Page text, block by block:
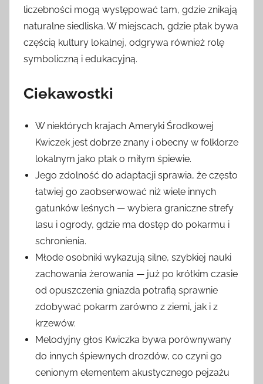
liczebności mogą występować tam, gdzie znikają
naturalne siedliska. W miejscach, gdzie ptak bywa
częścią kultury lokalnej, odgrywa również rolę
symboliczną i edukacyjną.
Ciekawostki
W niektórych krajach Ameryki Środkowej
Kwiczek jest dobrze znany i obecny w folklorze
lokalnym jako ptak o miłym śpiewie.
Jego zdolność do adaptacji sprawia, że często
łatwiej go zaobserwować niż wiele innych
gatunków leśnych — wybiera graniczne strefy
lasu i ogrody, gdzie ma dostęp do pokarmu i
schronienia.
Młode osobniki wykazują silne, szybkiej nauki
zachowania żerowania — już po krótkim czasie
od opuszczenia gniazda potrafią sprawnie
zdobywać pokarm zarówno z ziemi, jak i z
krzewów.
Melodyjny głos Kwiczka bywa porównywany
do innych śpiewnych drozdów, co czyni go
cenionym elementem akustycznego pejzażu